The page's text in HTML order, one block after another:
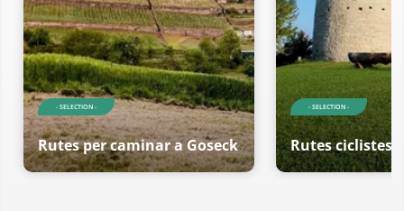
- SELECTION -
Rutes per caminar a Goseck
- SELECTION -
Rutes ciclistes